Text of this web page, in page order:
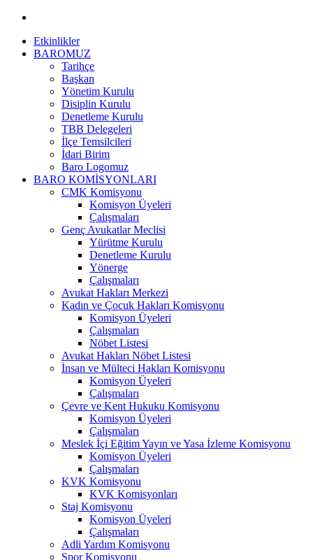
Etkinlikler
BAROMUZ
Tarihçe
Başkan
Yönetim Kurulu
Disiplin Kurulu
Denetleme Kurulu
TBB Delegeleri
İlçe Temsilcileri
İdari Birim
Baro Logomuz
BARO KOMİSYONLARI
CMK Komisyonu
Komisyon Üyeleri
Çalışmaları
Genç Avukatlar Meclisi
Yürütme Kurulu
Denetleme Kurulu
Yönerge
Çalışmaları
Avukat Hakları Merkezi
Kadın ve Çocuk Hakları Komisyonu
Komisyon Üyeleri
Çalışmaları
Nöbet Listesi
Avukat Hakları Nöbet Listesi
İnsan ve Mülteci Hakları Komisyonu
Komisyon Üyeleri
Çalışmaları
Çevre ve Kent Hukuku Komisyonu
Komisyon Üyeleri
Çalışmaları
Meslek İçi Eğitim Yayın ve Yasa İzleme Komisyonu
Komisyon Üyeleri
Çalışmaları
KVK Komisyonu
KVK Komisyonları
Staj Komisyonu
Komisyon Üyeleri
Çalışmaları
Adli Yardım Komisyonu
Spor Komisyonu